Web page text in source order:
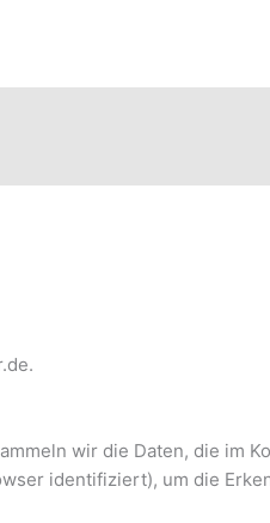
wir die Daten, die im
identifiziert), um die